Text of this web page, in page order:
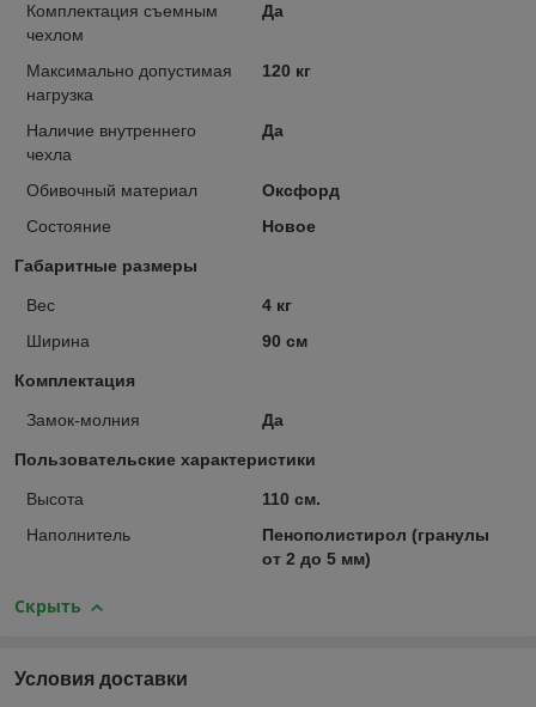
Комплектация съемным
чехлом
Да
Максимально допустимая
нагрузка
120 кг
Наличие внутреннего
чехла
Да
Обивочный материал
Оксфорд
Состояние
Новое
Габаритные размеры
Вес
4 кг
Ширина
90 см
Комплектация
Замок-молния Да
Пользовательские характеристики
Высота
110 см.
Наполнитель
Пенополистирол (гранулы
от 2 до 5 мм)
Скрыть
Условия доставки